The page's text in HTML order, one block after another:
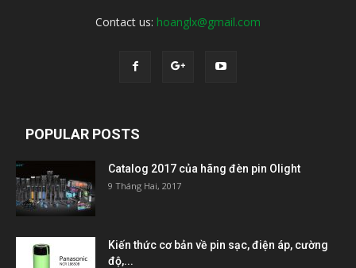
Contact us: hoanglx@gmail.com
POPULAR POSTS
Catalog 2017 của hãng đèn pin Olight
9 Tháng Hai, 2017
Kiến thức cơ bản về pin sạc, điện áp, cường
độ,...